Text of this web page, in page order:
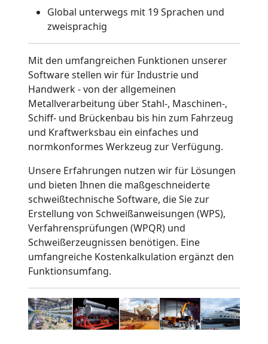
Global unterwegs mit 19 Sprachen und
zweisprachig
Mit den umfangreichen Funktionen unserer
Software stellen wir für Industrie und
Handwerk - von der allgemeinen
Metallverarbeitung über Stahl-, Maschinen-,
Schiff- und Brückenbau bis hin zum Fahrzeug
und Kraftwerksbau ein einfaches und
normkonformes Werkzeug zur Verfügung.
Unsere Erfahrungen nutzen wir für Lösungen
und bieten Ihnen die maßgeschneiderte
schweißtechnische Software, die Sie zur
Erstellung von Schweißanweisungen (WPS),
Verfahrensprüfungen (WPQR) und
Schweißerzeugnissen benötigen. Eine
umfangreiche Kostenkalkulation ergänzt den
Funktionsumfang.